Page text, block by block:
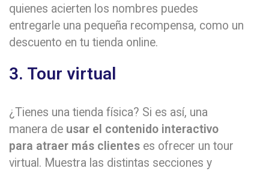
quienes acierten los nombres puedes
entregarle una pequeña recompensa, como un
descuento en tu tienda online.
3. Tour virtual
¿Tienes una tienda física? Si es así, una
manera de usar el contenido interactivo
para atraer más clientes es ofrecer un tour
virtual. Muestra las distintas secciones y